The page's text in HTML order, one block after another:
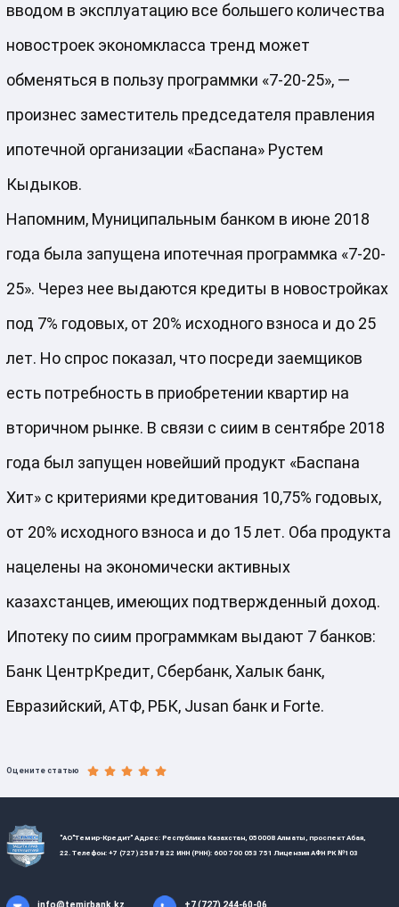
вводом в эксплуатацию все большего количества
новостроек экономкласса тренд может
обменяться в пользу программки «7-20-25», —
произнес заместитель председателя правления
ипотечной организации «Баспана» Рустем
Кыдыков.
Напомним, Муниципальным банком в июне 2018
года была запущена ипотечная программка «7-20-
25». Через нее выдаются кредиты в новостройках
под 7% годовых, от 20% исходного взноса и до 25
лет. Но спрос показал, что посреди заемщиков
есть потребность в приобретении квартир на
вторичном рынке. В связи с сиим в сентябре 2018
года был запущен новейший продукт «Баспана
Хит» с критериями кредитования 10,75% годовых,
от 20% исходного взноса и до 15 лет. Оба продукта
нацелены на экономически активных
казахстанцев, имеющих подтвержденный доход.
Ипотеку по сиим программкам выдают 7 банков:
Банк ЦентрКредит, Сбербанк, Халык банк,
Евразийский, АТФ, РБК, Jusan банк и Forte.
Оцените статью
"АО"Темир-Кредит" Адрес: Республика Казахстан, 050008 Алматы, проспект Абая,
22. Телефон: +7 (727) 258 78 22 ИНН (РНН): 600 700 053 751 Лицензия АФН РК №103
info@temirbank.kz +7 (727) 244-60-06